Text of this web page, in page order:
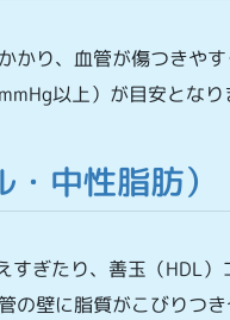
かり、血管が傷つきや
以上）が目安となり
中性脂肪）
ぎたり、善玉（HDL
壁に脂質がこびりつき